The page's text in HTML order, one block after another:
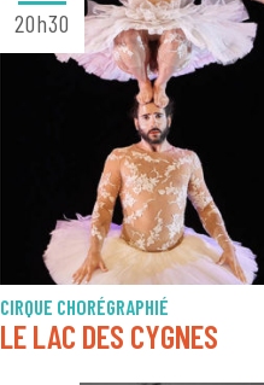
20h30
CIRQUE CHORÉGRAPHIÉ
LE LAC DES CYGNES